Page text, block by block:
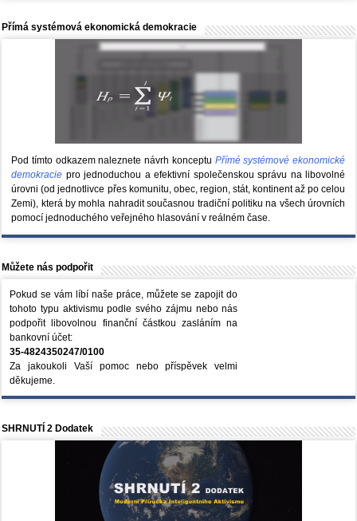
Přímá systémová ekonomická demokracie
Pod tímto odkazem naleznete návrh konceptu Přímé systémové ekonomické
demokracie pro jednoduchou a efektivní společenskou správu na libovolné
úrovni (od jednotlivce přes komunitu, obec, region, stát, kontinent až po celou
Zemi), která by mohla nahradit současnou tradiční politiku na všech úrovních
pomocí jednoduchého veřejného hlasování v reálném čase.
Můžete nás podpořit
Pokud se vám líbí naše práce, můžete se zapojit do
tohoto typu aktivismu podle svého zájmu nebo nás
podpořit libovolnou finanční částkou zasláním na
bankovní účet:
35-4824350247/0100
Za jakoukoli Vaší pomoc nebo příspěvek velmi
děkujeme.
SHRNUTÍ 2 Dodatek